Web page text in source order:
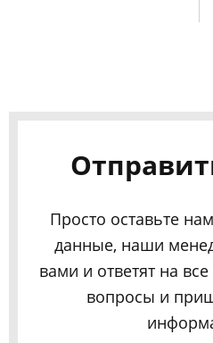
Просто оставьте
данные, наши
вами и ответят на
вопросы и